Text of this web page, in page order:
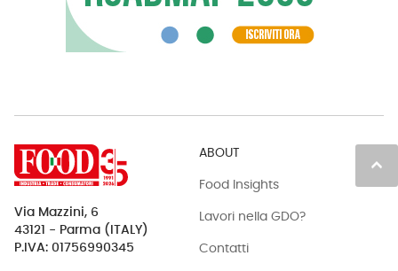
keyboard_arrow_up
Via Mazzini, 6
43121 - Parma (ITALY)
P.IVA: 01756990345
ABOUT
Food Insights
Lavori nella GDO?
Contatti